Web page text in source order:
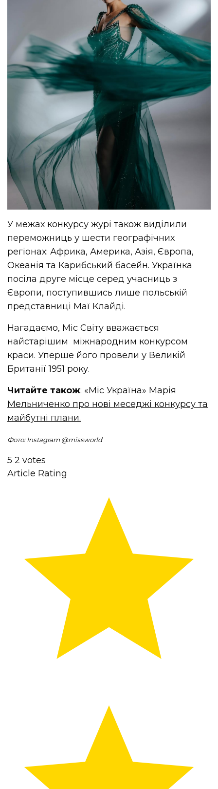
У межах конкурсу журі також виділили
переможниць у шести географічних
регіонах: Африка, Америка, Азія, Європа,
Океанія та Карибський басейн. Українка
посіла друге місце серед учасниць з
Європи, поступившись лише польській
представниці Маї Клайді.
Нагадаємо, Міс Світу вважається
найстарішим міжнародним конкурсом
краси. Уперше його провели у Великій
Британії 1951 року.
Читайте також: «Міс Україна» Марія
Мельниченко про нові меседжі конкурсу та
майбутні плани.
Фото: Instagram @missworld
5 2 votes
Article Rating